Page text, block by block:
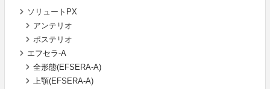
ソリュートPX
アンテリオ
ポステリオ
エフセラ-A
全形態(EFSERA-A)
上顎(EFSERA-A)